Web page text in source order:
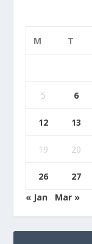
M T
5 6
12 13
19 20
26 27
« Jan
Mar »